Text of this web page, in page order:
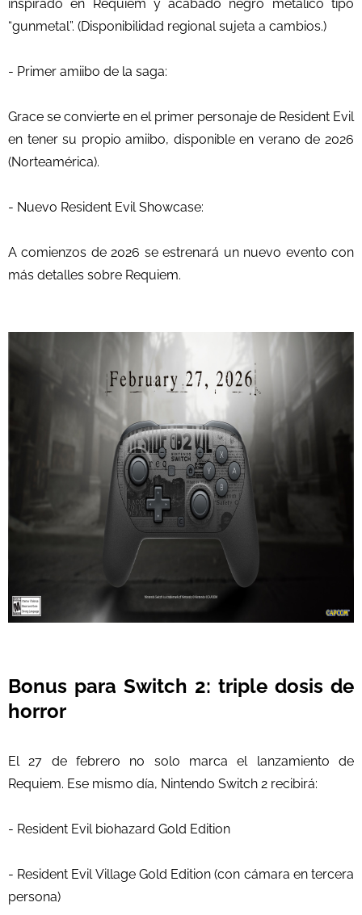
inspirado en Requiem y acabado negro metálico tipo
“gunmetal”. (Disponibilidad regional sujeta a cambios.)
- Primer amiibo de la saga:
Grace se convierte en el primer personaje de Resident Evil
en tener su propio amiibo, disponible en verano de 2026
(Norteamérica).
- Nuevo Resident Evil Showcase:
A comienzos de 2026 se estrenará un nuevo evento con
más detalles sobre Requiem.
Bonus para Switch 2: triple dosis de
horror
El 27 de febrero no solo marca el lanzamiento de
Requiem. Ese mismo día, Nintendo Switch 2 recibirá:
- Resident Evil biohazard Gold Edition
- Resident Evil Village Gold Edition (con cámara en tercera
persona)